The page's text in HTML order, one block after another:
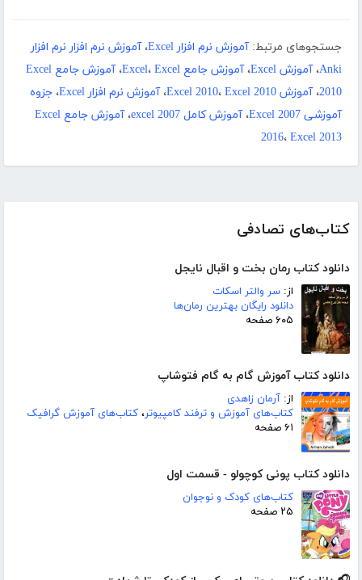
کتاب‌های تصادفی
دانلود کتاب رمان بخت و اقبال نایجل
از: سر والتر اسکات
دانلود رایگان بهترین رمان‌ها
۶۰۵ صفحه
دانلود کتاب آموزش گام به گام فتوشاپ
از: آرمان زاهدی
کتاب‌های آموزش و ترفند کامپیوتر، کتاب‌های آموزش گرافیک
۶۱ صفحه
دانلود کتاب پونی کوچولو - قسمت اول
کتاب‌های کودک و نوجوان
۲۵ صفحه
جستجوهای مرتبط: آموزش نرم افزار Excel ،آموزش نرم افزار نرم افزار
Anki،آموزش Excel ،آموزش جامع Excel ، Excel ،
آموزش جامع Excel
2010،آموزش Excel 2010 ، Excel 2010 ،آموزش نرم افزار Excel ، جزوه
آموزشی Excel 2007
،آموزش کامل excel 2007 ،
آموزش جامع Excel
2016، Excel 2013